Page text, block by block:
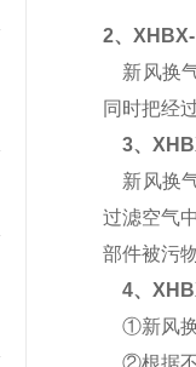
2、
新风换
同时把经
3、
新风换
过滤空气
部件被污
4、
①新风换
②根据不